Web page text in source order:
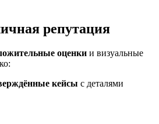
репутация
оценки и визуальные
кейсы с деталями